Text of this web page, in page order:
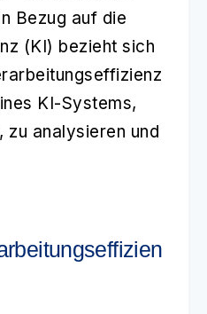
Bezug auf die
(KI) bezieht sich
KI-Systems,
zu analysieren und